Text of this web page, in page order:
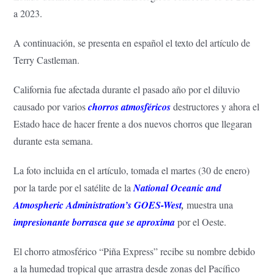
a 2023.
A continuación, se presenta en español el texto del artículo de
Terry Castleman.
California fue afectada durante el pasado año por el diluvio
causado por varioschorros atmosféricos destructores y ahora el
Estado hace de hacer frente a dos nuevos chorros que llegaran
durante esta semana.
La foto incluida en el artículo, tomada el martes (30 de enero)
por la tarde por el satélite de laNational Oceanic and
Atmospheric Administration’s GOES-West,muestra una
impresionante borrasca que se aproximapor el Oeste.
El chorro atmosférico “Piña Express” recibe su nombre debido
a la humedad tropical que arrastra desde zonas del Pacífico